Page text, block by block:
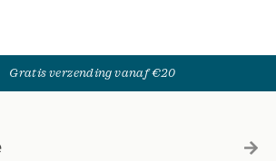
Gratis verzending vanaf €20